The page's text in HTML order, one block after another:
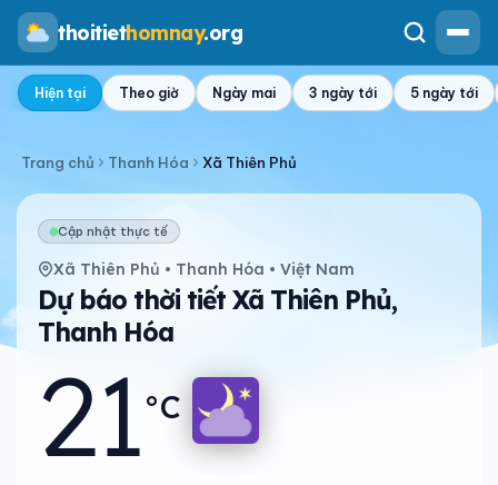
thoitiethomnay.org
Hiện tại Theo giờ Ngày mai 3 ngày tới 5 ngày tới
Trang chủ Thanh Hóa Xã Thiên Phủ
Cập nhật thực tế
Xã Thiên Phủ • Thanh Hóa • Việt Nam
Dự báo thời tiết Xã Thiên Phủ,
Thanh Hóa
21°C